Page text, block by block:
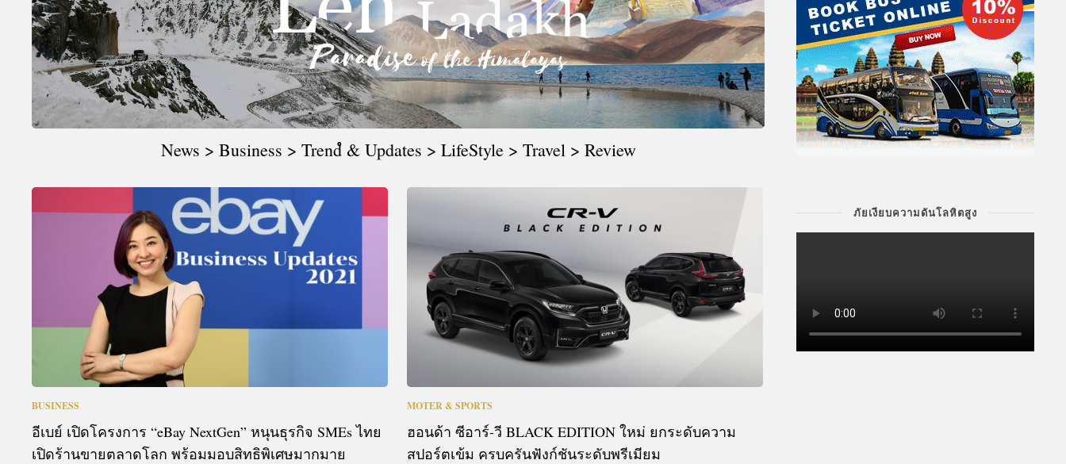
ACTIVITIES
&
EVENT
DEAL
News > Business > Trendํ & Updates > LifeStyle > Travel > Review
BUSINESS
อีเบย์ เปิดโครงการ “eBay NextGen” หนุนธุรกิจ SMEs ไทย
เปิดร้านขายตลาดโลก พร้อมมอบสิทธิพิเศษมากมาย
MOTER & SPORTS
ฮอนด้า ซีอาร์-วี BLACK EDITION ใหม่ ยกระดับความ
สปอร์ตเข้ม ครบครันฟังก์ชันระดับพรีเมียม
ภัยเงียบความดันโลหิตสูง